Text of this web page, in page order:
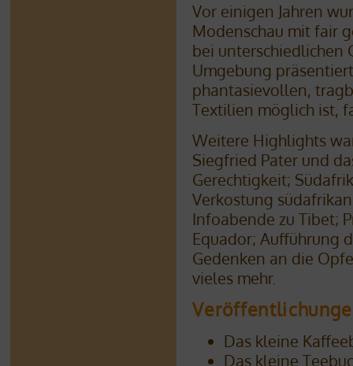
Vor einigen Jahren
Modenschau mit fair
bei unterschiedlichen
Umgebung
phantasievollen,
Textilien möglich ist,
Weitere Highlights
Siegfried Pater und
Gerechtigkeit;
Verkostung
Infoabende zu Tibet;
Equador; Aufführung
Gedenken an die
vieles mehr.
Das kleine
Das kleine